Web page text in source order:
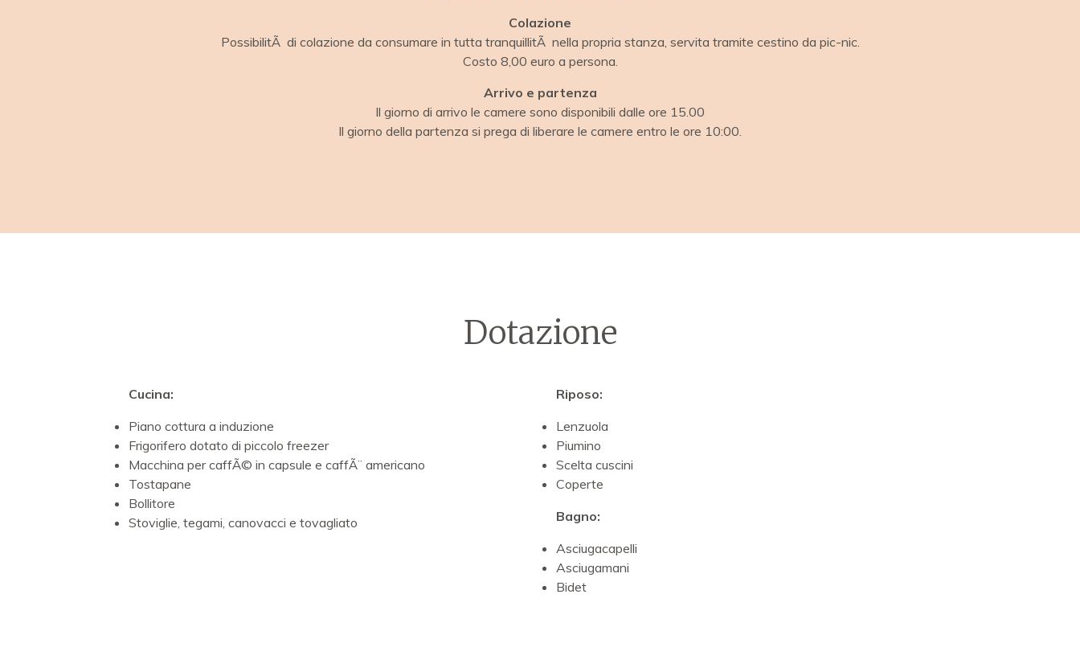
Colazione
PossibilitÃ di colazione da consumare in tutta tranquillitÃ nella propria stanza, servita tramite cestino da pic-nic.
Costo 8,00 euro a persona.
Arrivo e partenza
Il giorno di arrivo le camere sono disponibili dalle ore 15.00
Il giorno della partenza si prega di liberare le camere entro le ore 10:00.
Dotazione
Cucina:
Piano cottura a induzione
Frigorifero dotato di piccolo freezer
Macchina per caffÃ© in capsule e caffÃ¨ americano
Tostapane
Bollitore
Stoviglie, tegami, canovacci e tovagliato
Riposo:
Lenzuola
Piumino
Scelta cuscini
Coperte
Bagno:
Asciugacapelli
Asciugamani
Bidet